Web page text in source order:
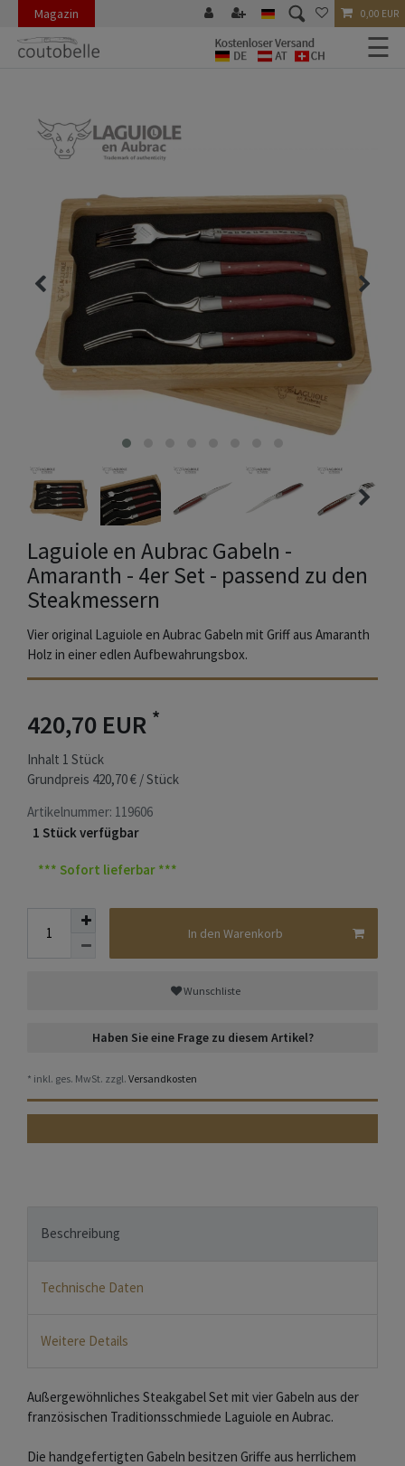
Magazin 0,00 EUR
☰
Laguiole en Aubrac Gabeln -
Amaranth - 4er Set - passend zu den
Steakmessern
Vier original Laguiole en Aubrac Gabeln mit Griff aus Amaranth
Holz in einer edlen Aufbewahrungsbox.
420,70 EUR *
Inhalt 1 Stück
Grundpreis 420,70 € / Stück
Artikelnummer: 119606
1 Stück verfügbar
*** Sofort lieferbar ***
In den Warenkorb
Wunschliste
Haben Sie eine Frage zu diesem Artikel?
* inkl. ges. MwSt. zzgl. Versandkosten
Beschreibung
Technische Daten
Weitere Details
Außergewöhnliches Steakgabel Set mit vier Gabeln aus der
französischen Traditionsschmiede Laguiole en Aubrac.
Die handgefertigten Gabeln besitzen Griffe aus herrlichem